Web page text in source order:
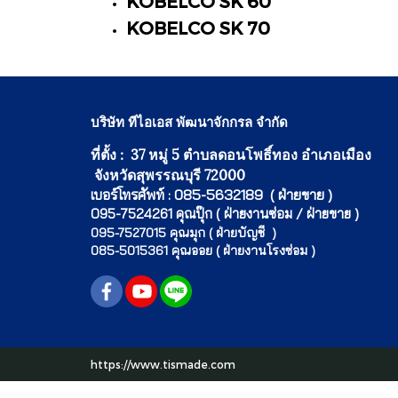
KOBELCO SK 70
บริษัท ทีไอเอส พัฒนาจักกรล จำกัด
ที่ตั้ง : 37 หมู่ 5 ตำบลดอนโพธิ์ทอง อำเภอเมือง
จังหวัดสุพรรณบุรี 72000
เบอร์โทรศัพท์ : 085-5632189 ( ฝ่ายขาย )
095-7524261 คุณปุ๊ก ( ฝ่ายงานซ่อม / ฝ่ายขาย )
095-7527015 คุณมุก ( ฝ่ายบัญชี )
085-5015361 คุณออย ( ฝ่ายงานโรงซ่อม )
https://www.tismade.com